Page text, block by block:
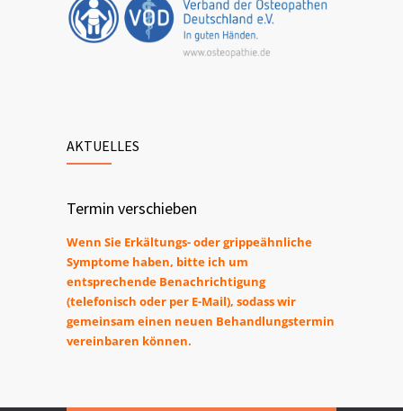
AKTUELLES
Termin verschieben
Wenn Sie Erkältungs- oder grippeähnliche
Symptome haben, bitte ich um
entsprechende Benachrichtigung
(telefonisch oder per E-Mail), sodass wir
gemeinsam einen neuen Behandlungstermin
vereinbaren können.